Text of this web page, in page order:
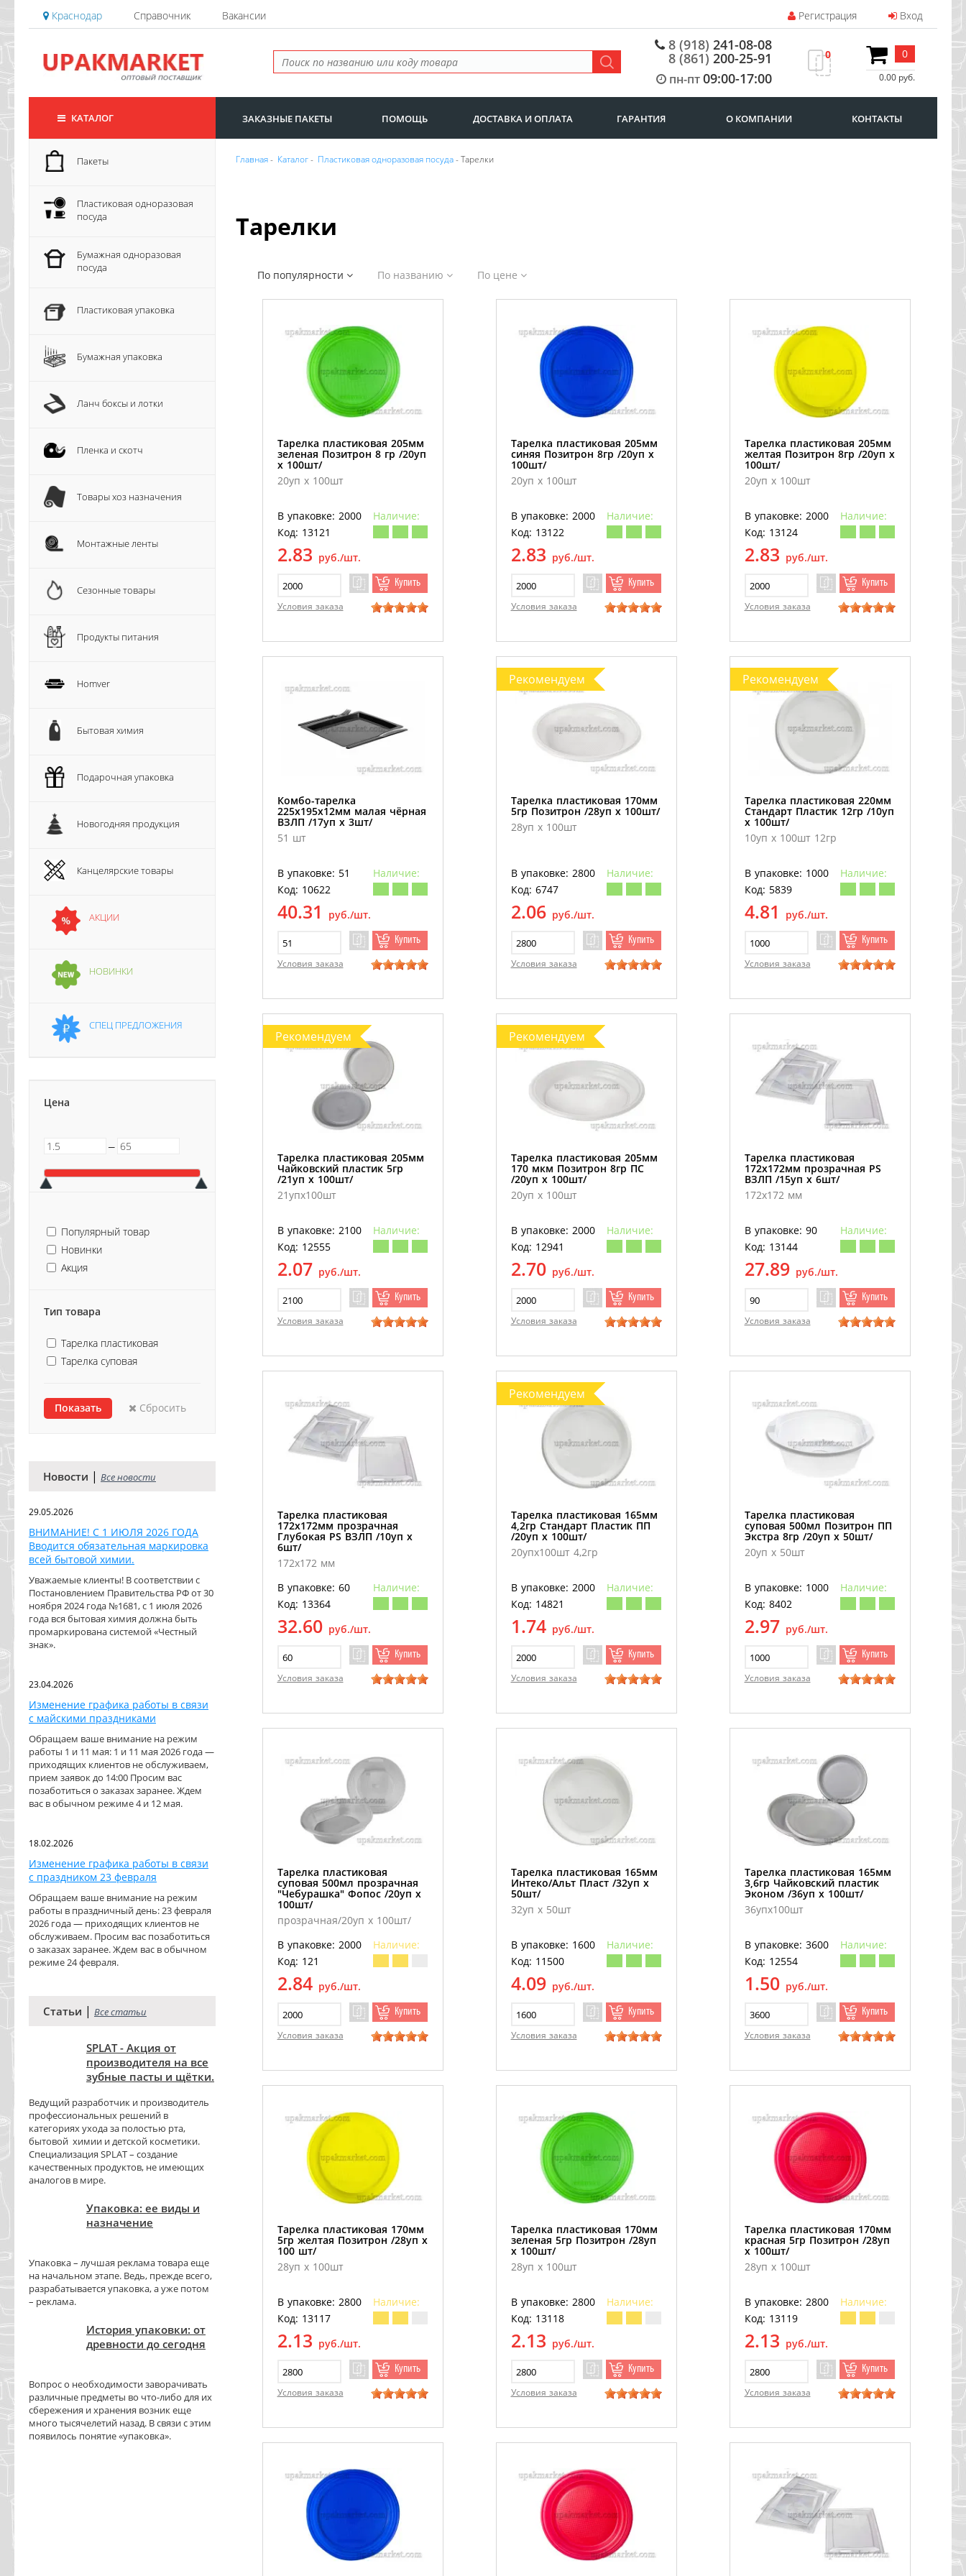
Краснодар Справочник Вакансии Регистрация Вход
8 (918) 241-08-08
8 (861) 200-25-91
пн-пт09:00-17:00
0 0
0.00 руб.
КАТАЛОГ ЗАКАЗНЫЕ ПАКЕТЫ ПОМОЩЬ ДОСТАВКА И ОПЛАТА ГАРАНТИЯ О КОМПАНИИ КОНТАКТЫ
Пакеты
Пластиковая одноразовая
посуда
Бумажная одноразовая
посуда
Пластиковая упаковка
Бумажная упаковка
Ланч боксы и лотки
Пленка и скотч
Товары хоз назначения
Монтажные ленты
Сезонные товары
Продукты питания
Homver
Бытовая химия
Подарочная упаковка
Новогодняя продукция
Канцелярские товары
АКЦИИ
НОВИНКИ
СПЕЦ ПРЕДЛОЖЕНИЯ
Цена
─
Популярный товар
Новинки
Акция
Тип товара
Тарелка пластиковая
Тарелка суповая
Сбросить
Новости | Все новости
29.05.2026
ВНИМАНИЕ! С 1 ИЮЛЯ 2026 ГОДА
Вводится обязательная маркировка
всей бытовой химии.
Уважаемые клиенты! В соответствии с
Постановлением Правительства РФ от 30
ноября 2024 года №1681, с 1 июля 2026
года вся бытовая химия должна быть
промаркирована системой «Честный
знак».
23.04.2026
Изменение графика работы в связи
с майскими праздниками
Обращаем ваше внимание на режим
работы 1 и 11 мая: 1 и 11 мая 2026 года —
приходящих клиентов не обслуживаем,
прием заявок до 14:00 Просим вас
позаботиться о заказах заранее. Ждем
вас в обычном режиме 4 и 12 мая.
18.02.2026
Изменение графика работы в связи
с праздником 23 февраля
Обращаем ваше внимание на режим
работы в праздничный день: 23 февраля
2026 года — приходящих клиентов не
обслуживаем. Просим вас позаботиться
о заказах заранее. Ждем вас в обычном
режиме 24 февраля.
Статьи | Все статьи
SPLAT - Акция от
производителя на все
зубные пасты и щётки.
Ведущий разработчик и производитель
профессиональных решений в
категориях ухода за полостью рта,
бытовой химии и детской косметики.
Специализация SPLAT – создание
качественных продуктов, не имеющих
аналогов в мире.
Упаковка: ее виды и
назначение
Упаковка – лучшая реклама товара еще
на начальном этапе. Ведь, прежде всего,
разрабатывается упаковка, а уже потом
– реклама.
История упаковки: от
древности до сегодня
Вопрос о необходимости заворачивать
различные предметы во что-либо для их
сбережения и хранения возник еще
много тысячелетий назад. В связи с этим
появилось понятие «упаковка».
Главная- Каталог- Пластиковая одноразовая посуда- Тарелки
Тарелки
По популярности По названию По цене
Тарелка пластиковая 205мм
зеленая Позитрон 8 гр /20уп
х 100шт/
20уп х 100шт
В упаковке: 2000
Наличие:
Код: 13121
2.83 руб./шт.
Купить
Условия заказа
Тарелка пластиковая 205мм
синяя Позитрон 8гр /20уп х
100шт/
20уп х 100шт
В упаковке: 2000
Наличие:
Код: 13122
2.83 руб./шт.
Купить
Условия заказа
Тарелка пластиковая 205мм
желтая Позитрон 8гр /20уп х
100шт/
20уп х 100шт
В упаковке: 2000
Наличие:
Код: 13124
2.83 руб./шт.
Купить
Условия заказа
Комбо-тарелка
225х195х12мм малая чёрная
ВЗЛП /17уп х 3шт/
51 шт
В упаковке: 51
Наличие:
Код: 10622
40.31 руб./шт.
Купить
Условия заказа
Рекомендуем
Тарелка пластиковая 170мм
5гр Позитрон /28уп х 100шт/
28уп х 100шт
В упаковке: 2800
Наличие:
Код: 6747
2.06 руб./шт.
Купить
Условия заказа
Рекомендуем
Тарелка пластиковая 220мм
Стандарт Пластик 12гр /10уп
х 100шт/
10уп х 100шт 12гр
В упаковке: 1000
Наличие:
Код: 5839
4.81 руб./шт.
Купить
Условия заказа
Рекомендуем
Тарелка пластиковая 205мм
Чайковский пластик 5гр
/21уп х 100шт/
21упх100шт
В упаковке: 2100
Наличие:
Код: 12555
2.07 руб./шт.
Купить
Условия заказа
Рекомендуем
Тарелка пластиковая 205мм
170 мкм Позитрон 8гр ПС
/20уп х 100шт/
20уп х 100шт
В упаковке: 2000
Наличие:
Код: 12941
2.70 руб./шт.
Купить
Условия заказа
Тарелка пластиковая
172х172мм прозрачная PS
ВЗЛП /15уп х 6шт/
172х172 мм
В упаковке: 90
Наличие:
Код: 13144
27.89 руб./шт.
Купить
Условия заказа
Тарелка пластиковая
172х172мм прозрачная
Глубокая PS ВЗЛП /10уп х
6шт/
172х172 мм
В упаковке: 60
Наличие:
Код: 13364
32.60 руб./шт.
Купить
Условия заказа
Рекомендуем
Тарелка пластиковая 165мм
4,2гр Стандарт Пластик ПП
/20уп х 100шт/
20упх100шт 4,2гр
В упаковке: 2000
Наличие:
Код: 14821
1.74 руб./шт.
Купить
Условия заказа
Тарелка пластиковая
суповая 500мл Позитрон ПП
Экстра 8гр /20уп х 50шт/
20уп х 50шт
В упаковке: 1000
Наличие:
Код: 8402
2.97 руб./шт.
Купить
Условия заказа
Тарелка пластиковая
суповая 500мл прозрачная
"Чебурашка" Фопос /20уп х
100шт/
прозрачная/20уп х 100шт/
В упаковке: 2000
Наличие:
Код: 121
2.84 руб./шт.
Купить
Условия заказа
Тарелка пластиковая 165мм
Интеко/Альт Пласт /32уп х
50шт/
32уп х 50шт
В упаковке: 1600
Наличие:
Код: 11500
4.09 руб./шт.
Купить
Условия заказа
Тарелка пластиковая 165мм
3,6гр Чайковский пластик
Эконом /36уп х 100шт/
36упх100шт
В упаковке: 3600
Наличие:
Код: 12554
1.50 руб./шт.
Купить
Условия заказа
Тарелка пластиковая 170мм
5гр желтая Позитрон /28уп х
100 шт/
28уп х 100шт
В упаковке: 2800
Наличие:
Код: 13117
2.13 руб./шт.
Купить
Условия заказа
Тарелка пластиковая 170мм
зеленая 5гр Позитрон /28уп
х 100шт/
28уп х 100шт
В упаковке: 2800
Наличие:
Код: 13118
2.13 руб./шт.
Купить
Условия заказа
Тарелка пластиковая 170мм
красная 5гр Позитрон /28уп
х 100шт/
28уп х 100шт
В упаковке: 2800
Наличие:
Код: 13119
2.13 руб./шт.
Купить
Условия заказа